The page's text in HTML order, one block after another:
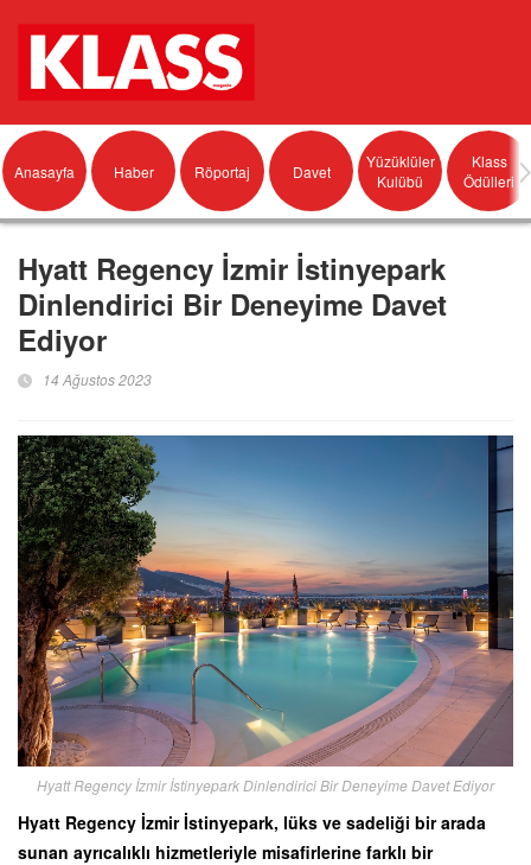
Anasayfa Haber Röportaj Davet
Yüzüklüler
Kulübü
Klass
Ödülleri
Hyatt Regency İzmir İstinyepark
Dinlendirici Bir Deneyime Davet
Ediyor
14 Ağustos 2023
Hyatt Regency İzmir İstinyepark Dinlendirici Bir Deneyime Davet Ediyor
Hyatt Regency İzmir İstinyepark, lüks ve sadeliği bir arada
sunan ayrıcalıklı hizmetleriyle misafirlerine farklı bir